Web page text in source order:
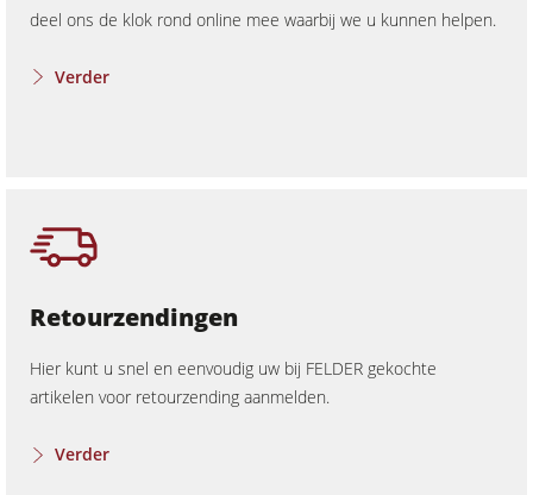
deel ons de klok rond online mee waarbij we u kunnen helpen.
Verder
Retourzendingen
Hier kunt u snel en eenvoudig uw bij FELDER gekochte
artikelen voor retourzending aanmelden.
Verder